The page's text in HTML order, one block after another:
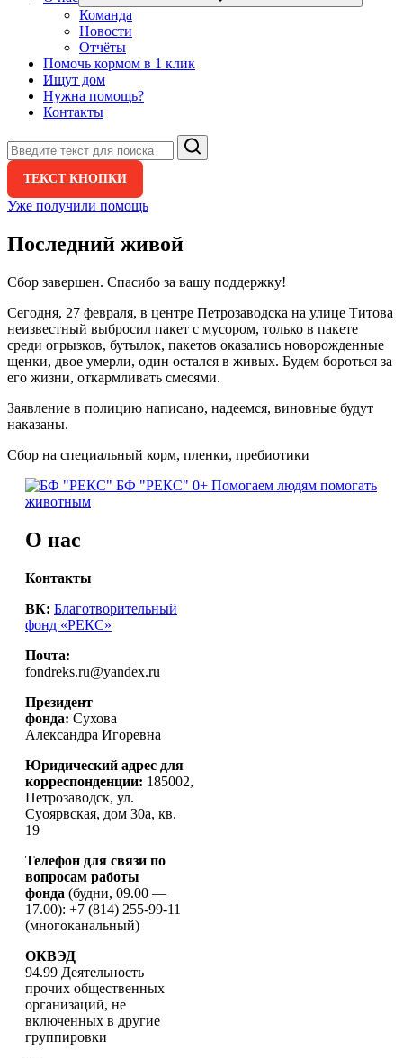
Команда
Новости
Отчёты
Помочь кормом в 1 клик
Ищут дом
Нужна помощь?
Контакты
Поиск
ТЕКСТ КНОПКИ
Уже получили помощь
Последний живой
Сбор завершен. Спасибо за вашу поддержку!
Сегодня, 27 февраля, в центре Петрозаводска на улице Титова
неизвестный выбросил пакет с мусором, только в пакете
среди огрызков, бутылок, пакетов оказались новорожденные
щенки, двое умерли, один остался в живых. Будем бороться за
его жизни, откармливать смесями.
Заявление в полицию написано, надеемся, виновные будут
наказаны.
Сбор на специальный корм, пленки, пребиотики
БФ "РЕКС" 0+ Помогаем людям помогать
животным
О нас
Контакты
ВК: Благотворительный
фонд «РЕКС»
Почта:
fondreks.ru@yandex.ru
Президент
фонда: Сухова
Александра Игоревна
Юридический адрес для
корреспонденции: 185002,
Петрозаводск, ул.
Суоярвская, дом 30а, кв.
19
Телефон для связи по
вопросам работы
фонда (будни, 09.00 —
17.00): +7 (814) 255-99-11
(многоканальный)
ОКВЭД
94.99 Деятельность
прочих общественных
организаций, не
включенных в другие
группировки